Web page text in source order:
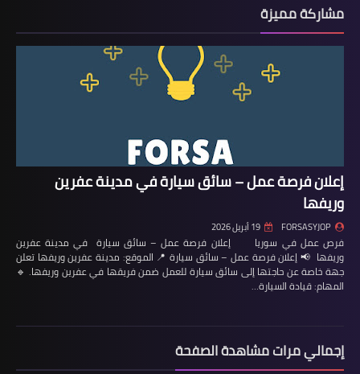
مشاركة مميزة
إعلان فرصة عمل – سائق سيارة في مدينة عفرين
وريفها
FORSASYJOP 19 أبريل 2026
فرص عمل في سوريا إعلان فرصة عمل – سائق سيارة في مدينة عفرين
وريفها 📢 إعلان فرصة عمل – سائق سيارة 📍 الموقع: مدينة عفرين وريفها تعلن
جهة خاصة عن حاجتها إلى سائق سيارة للعمل ضمن فريقها في عفرين وريفها. 🔹
المهام: قيادة السيارة…
إجمالي مرات مشاهدة الصفحة